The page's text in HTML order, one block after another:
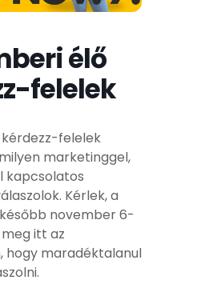
élő
felelek
kérdezz-felelek
marketinggel,
kapcsolatos
Kérlek, a
november 6-
itt az
hogy maradéktalanul